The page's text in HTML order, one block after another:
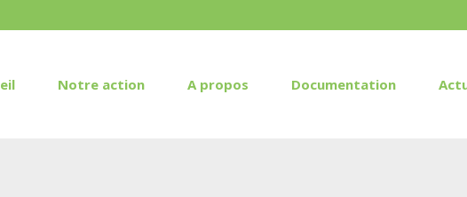
Notre action A propos Documentation